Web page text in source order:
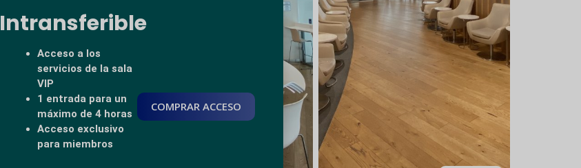
Intransferible
Acceso a los
servicios de la sala
VIP
1 entrada para un
máximo de 4 horas
Acceso exclusivo
para miembros
COMPRAR ACCESO